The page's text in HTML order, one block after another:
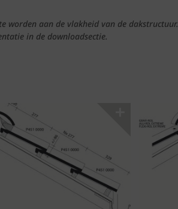
worden aan de vlakheid van de dakstructuur.
in de downloadsectie.